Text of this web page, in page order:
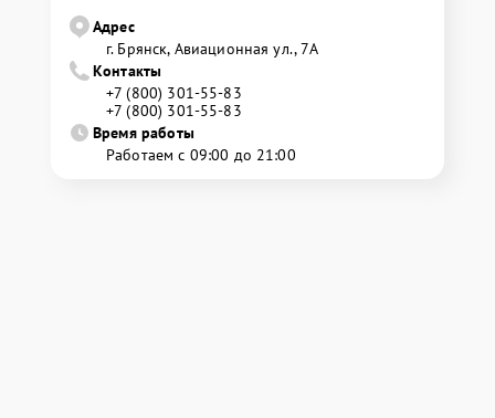
Адрес
г. Брянск, Авиационная ул., 7А
Контакты
+7 (800) 301-55-83
+7 (800) 301-55-83
Время работы
Работаем с 09:00 до 21:00